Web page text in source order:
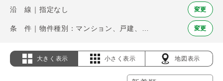
沿 線｜指定なし 変更
変更
大きく表示 小さく表示 地図表示